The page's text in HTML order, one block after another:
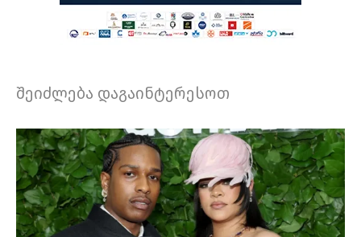
შეიძლება დაგაინტერესოთ